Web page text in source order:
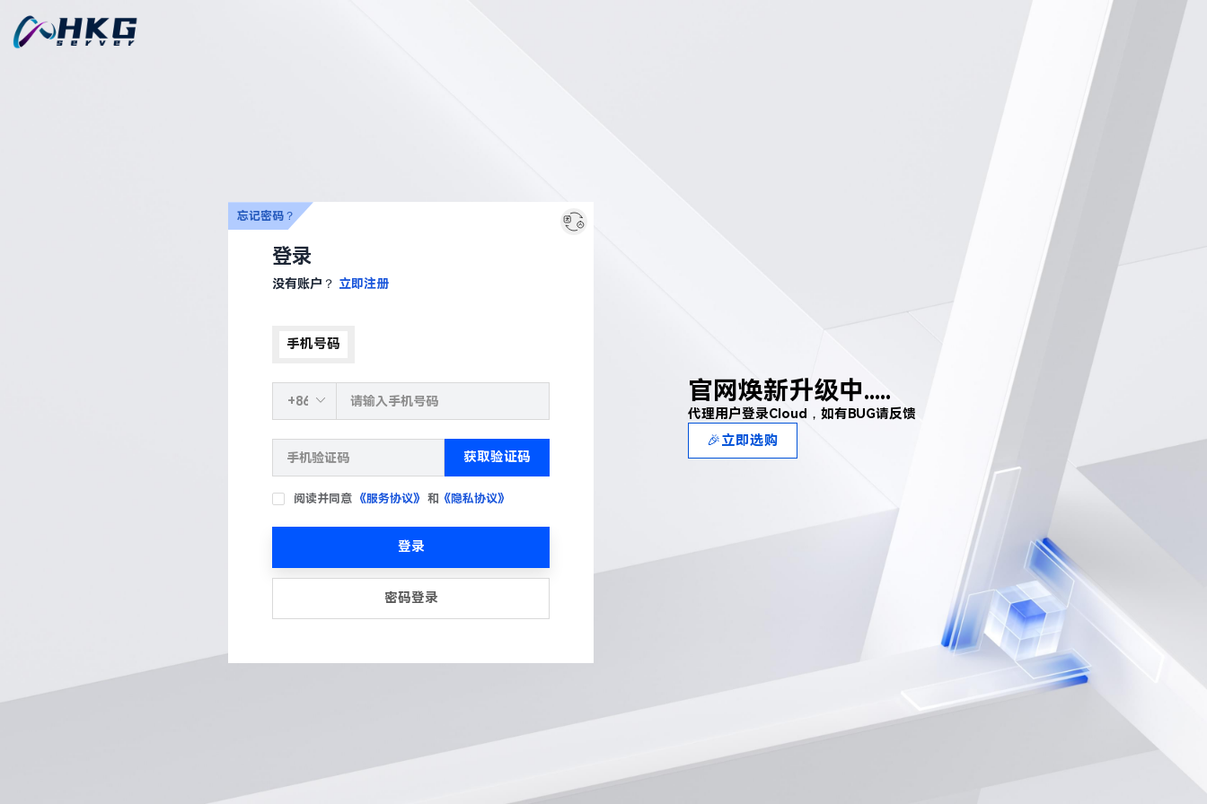
登录
没有账户？ 立即注册
手机号码
获取验证码
阅读并同意 《服务协议》 和 《隐私协议》
忘记密码？
登录
密码登录
官网焕新升级中.....
代理用户登录Cloud，如有BUG请反馈
🎉立即选购